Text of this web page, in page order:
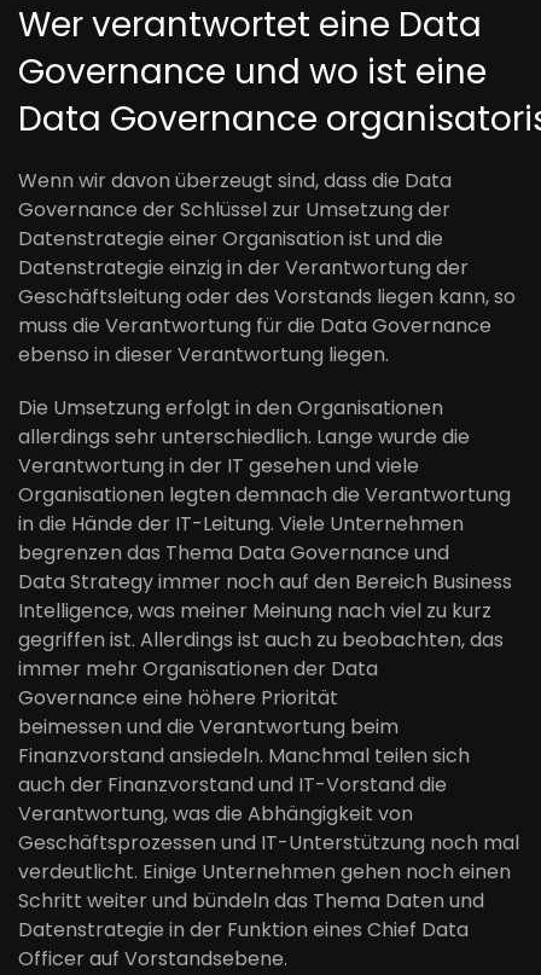
Werverantwortet eine Data
Governance und wo ist eine
Data Governance
Wenn wir davon überzeugt sind, dass die Data
Governance der Schlüssel zur Umsetzung der
Datenstrategie einer Organisation ist und die
Datenstrategie einzig in der Verantwortung der
Geschäftsleitung oder des Vorstands liegen kann, so
muss die Verantwortung für die Data Governance
ebenso in dieser Verantwortung liegen.
Die Umsetzung erfolgt in den Organisationen
allerdings sehr unterschiedlich. Lange wurde die
Verantwortung in der IT gesehen und viele
Organisationen legten demnach die Verantwortung
in die Hände der IT-Leitung. Viele Unternehmen
begrenzen das Thema Data Governance und
Data Strategyimmer noch auf den Bereich Business
Intelligence, was meiner Meinung nach viel zu kurz
gegriffen ist. Allerdings ist auch zu beobachten, das
immer mehr Organisationen der Data
Governance eine höhere Priorität
beimessen und die Verantwortung beim
Finanzvorstand ansiedeln. Manchmal teilen sich
auch der Finanzvorstand und IT-Vorstand die
Verantwortung, was die Abhängigkeit von
Geschäftsprozessen und IT-Unterstützung noch mal
verdeutlicht. Einige Unternehmen gehen noch einen
Schritt weiterund bündeln das Thema Daten und
Datenstrategie in der Funktion eines Chief Data
Officerauf Vorstandsebene.